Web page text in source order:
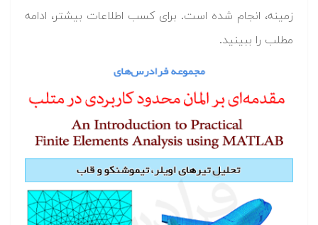
زمینه، انجام شده است. برای کسب اطلاعات بیشتر، ادامه
مطلب را ببینید.